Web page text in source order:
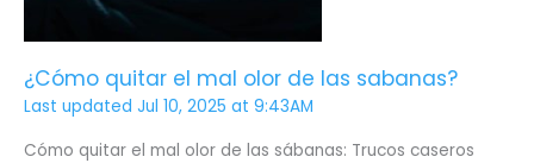
¿Cómo quitar el mal olor de las sabanas?
Last updated Jul 10, 2025 at 9:43AM
Cómo quitar el mal olor de las sábanas: Trucos caseros
sabanas?